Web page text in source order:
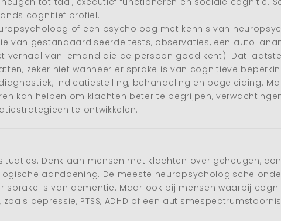
cognitief profiel.
of een psycholoog met kennis van
van gestandaardiseerde tests, observaties, een auto-
verhaal van iemand die de persoon goed kent). Dat
zeker niet wanneer er sprake is van cognitieve
indicatiestelling, behandeling en begeleiding.
kan helpen om klachten beter te begrijpen,
te ontwikkelen.
Denk aan mensen met klachten over geheugen,
aandoening. De meeste neuropsychologische
is van dementie. Maar ook bij mensen waarbij
depressie, PTSS, ADHD of een